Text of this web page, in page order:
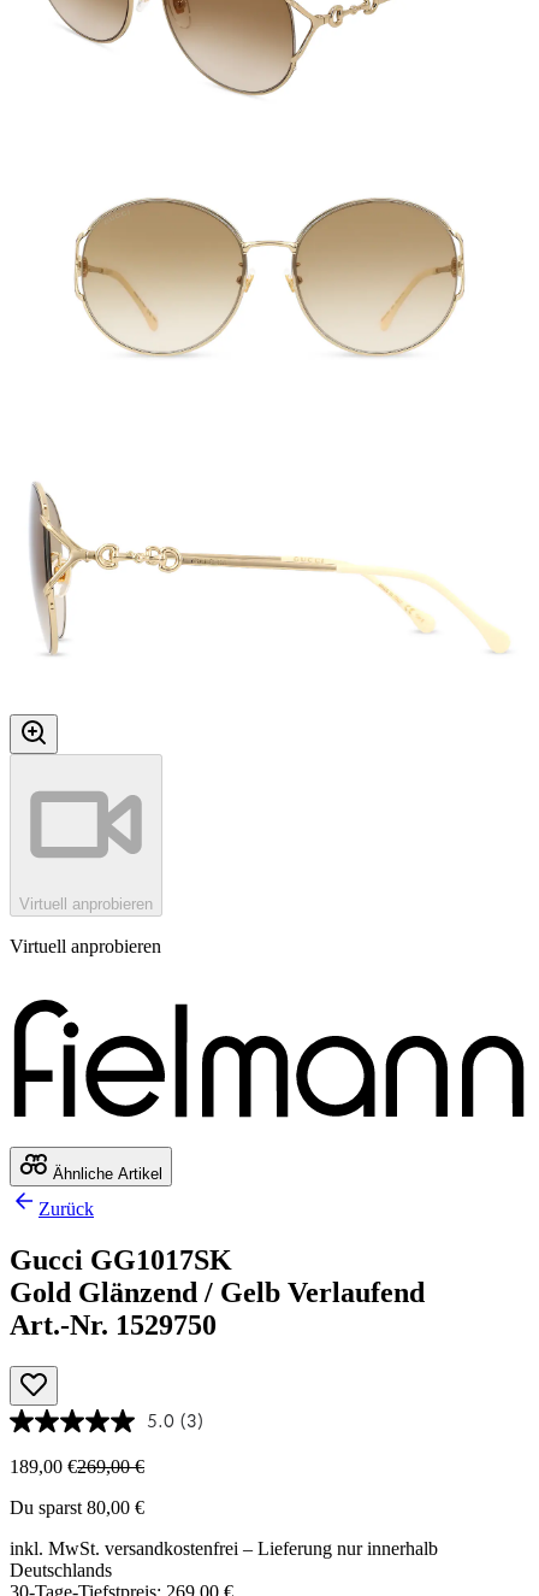
Virtuell anprobieren
Virtuell anprobieren
Ähnliche Artikel
Zurück
Gucci GG1017SK
Gold Glänzend / Gelb Verlaufend
Art.-Nr. 1529750
5.0 (3)
189,00 €269,00 €
Du sparst 80,00 €
inkl. MwSt. versandkostenfrei – Lieferung nur innerhalb
Deutschlands
30-Tage-Tiefstpreis: 269,00 €